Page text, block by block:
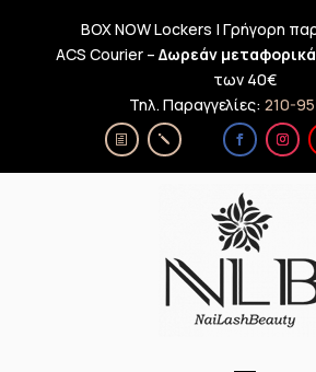
BOX NOW Lockers | Γρήγορη
ACS Courier –Δωρεάν μεταφορικά
των 40€
Τηλ. Παραγγελίες: 210-